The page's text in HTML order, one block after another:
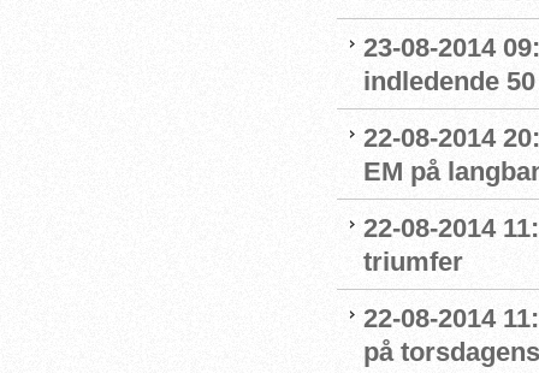
23-08-2014
indledende
22-08-2014
EM på
22-08-2014
triumfer
22-08-2014
på